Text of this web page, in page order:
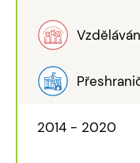
2014 - 2020